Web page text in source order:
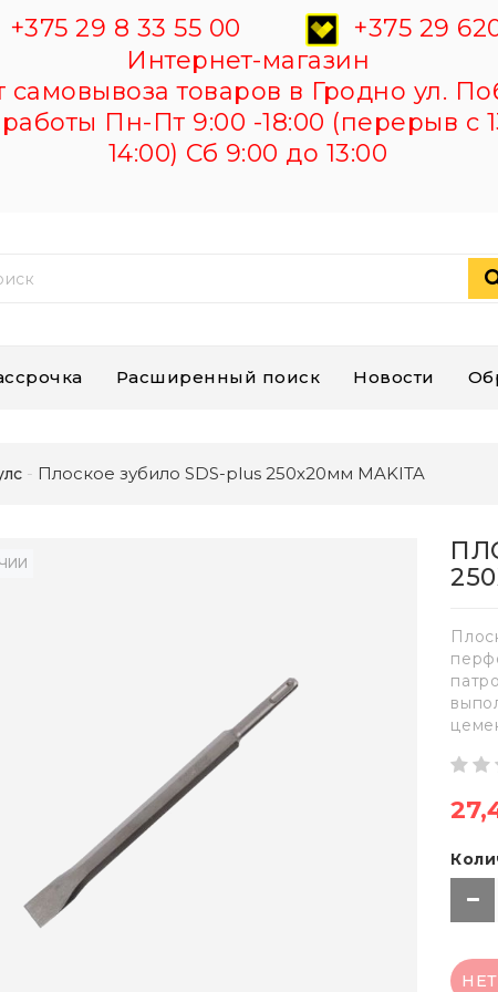
+375 29 8 33 55 00
+375 29
Интернет-магазин
товаров в Гродно ул.
Пн-Пт 9:00 -18:00 (перерыв с
14:00) Сб 9:00 до 13:00
Расширенный поиск Новости
Плоское зубило SDS-plus 250х20мм MAKITA